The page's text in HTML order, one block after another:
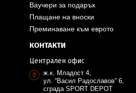
Ваучери за подарък
Плащане на вноски
Преминаване към еврото
КОНТАКТИ
Централен офис
ж.к. Младост 4,
ул. “Васил Радославов” 6,
сграда SPORT DEPOT